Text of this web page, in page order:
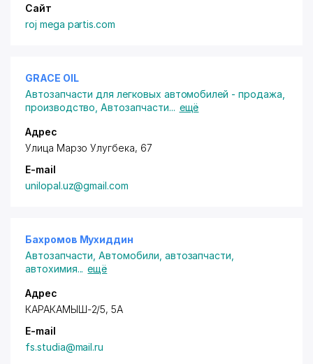
Сайт
roj mega partis.com
GRACE OIL
Автозапчасти для легковых автомобилей - продажа,
производство ,Автозапчасти... ещё
Адрес
Улица Марзо Улугбека, 67
E-mail
unilopal.uz@gmail.com
Бахромов Мухиддин
Автозапчасти ,Автомобили, автозапчасти,
автохимия... ещё
Адрес
КАРАКАМЫШ-2/5, 5А
E-mail
fs.studia@mail.ru